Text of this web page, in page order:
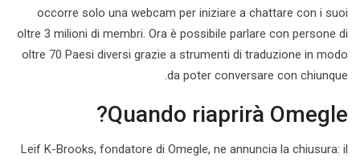
occorre solo una webcam per iniziare a chattare con i suoi
oltre 3 milioni di membri. Ora è possibile parlare con persone di
oltre 70 Paesi diversi grazie a strumenti di traduzione in modo
da poter conversare con chiunque.
Quando riaprirà Omegle?
Leif K-Brooks, fondatore di Omegle, ne annuncia la chiusura: il